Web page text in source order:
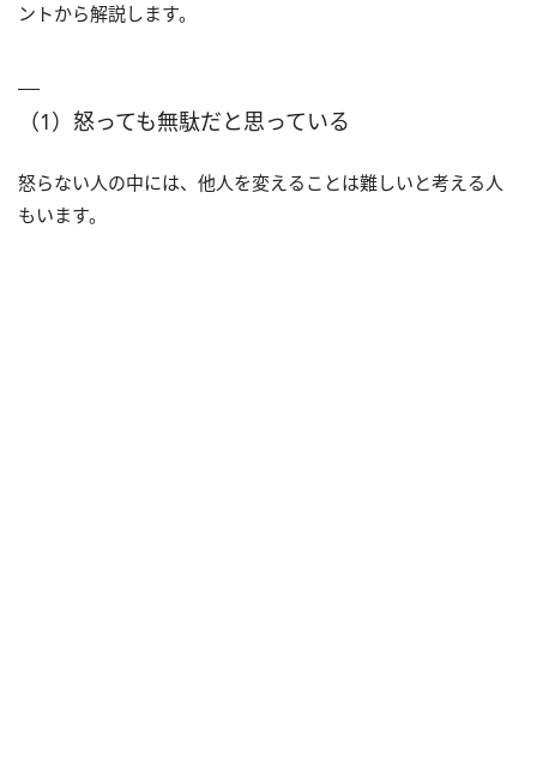
ントから解説します。
（1）怒っても無駄だと思っている
怒らない人の中には、他人を変えることは難しいと考える人
もいます。